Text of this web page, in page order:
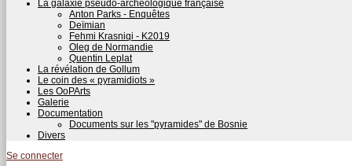
La galaxie pseudo-archéologique française
Anton Parks - Enquêtes
Deïmian
Fehmi Krasniqi - K2019
Oleg de Normandie
Quentin Leplat
La révélation de Gollum
Le coin des « pyramidiots »
Les OoPArts
Galerie
Documentation
Documents sur les "pyramides" de Bosnie
Divers
Se connecter